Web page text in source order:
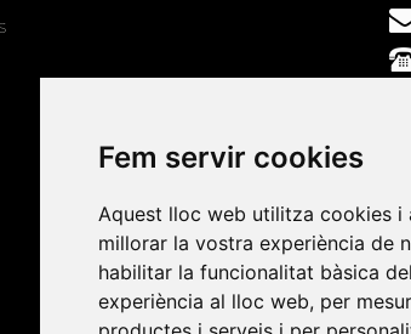
Fem servir cookies
Aquest lloc web utilitza cookies i
millorar la vostra experiència de
habilitar la funcionalitat bàsica
experiència al lloc web, per